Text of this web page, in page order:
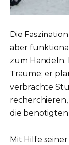
Die
aber
zum Handeln.
Träume; er
verbrachte
die benötigten
Mit Hilfe